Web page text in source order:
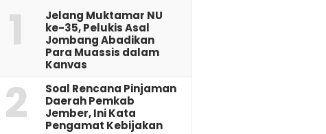
1
Jelang Muktamar NU
ke-35, Pelukis Asal
Jombang Abadikan
Para Muassis dalam
Kanvas
2
‎Soal Rencana Pinjaman
Daerah Pemkab
Jember, Ini Kata
Pengamat Kebijakan ‎